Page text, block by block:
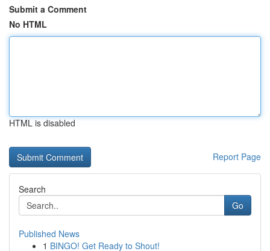
Submit a Comment
No HTML
HTML is disabled
Report Page
Search
Go
Published News
1 BINGO! Get Ready to Shout!